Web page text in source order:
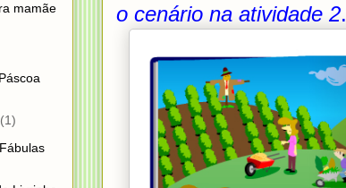
o cenário na atividade 2.
mamãe
(1)